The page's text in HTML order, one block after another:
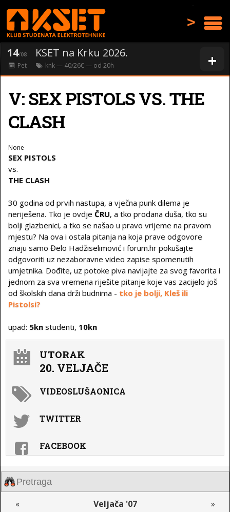
>
+
14/08 KSET na Krku 2026.
Pet knk— 40/26€ — od 20h
V: SEX PISTOLS VS. THE
CLASH
None
SEX PISTOLS
vs.
THE CLASH
30 godina od prvih nastupa, a vječna punk dilema je
neriješena. Tko je ovdje ČRU, a tko prodana duša, tko su
bolji glazbenici, a tko se našao u pravo vrijeme na pravom
mjestu? Na ova i ostala pitanja na koja prave odgovore
znaju samo Đelo Hadžiselimović i forum.hr pokušajte
odgovoriti uz nezaboravne video zapise spomenutih
umjetnika. Dođite, uz potoke piva navijajte za svog favorita i
jednom za sva vremena riješite pitanje koje vas zacijelo još
od školskih dana drži budnima - tko je bolji, Kleš ili
Pistolsi?
upad: 5kn studenti, 10kn
UTORAK
20. VELJAČE
VIDEOSLUŠAONICA
TWITTER
FACEBOOK
« Veljača '07 »